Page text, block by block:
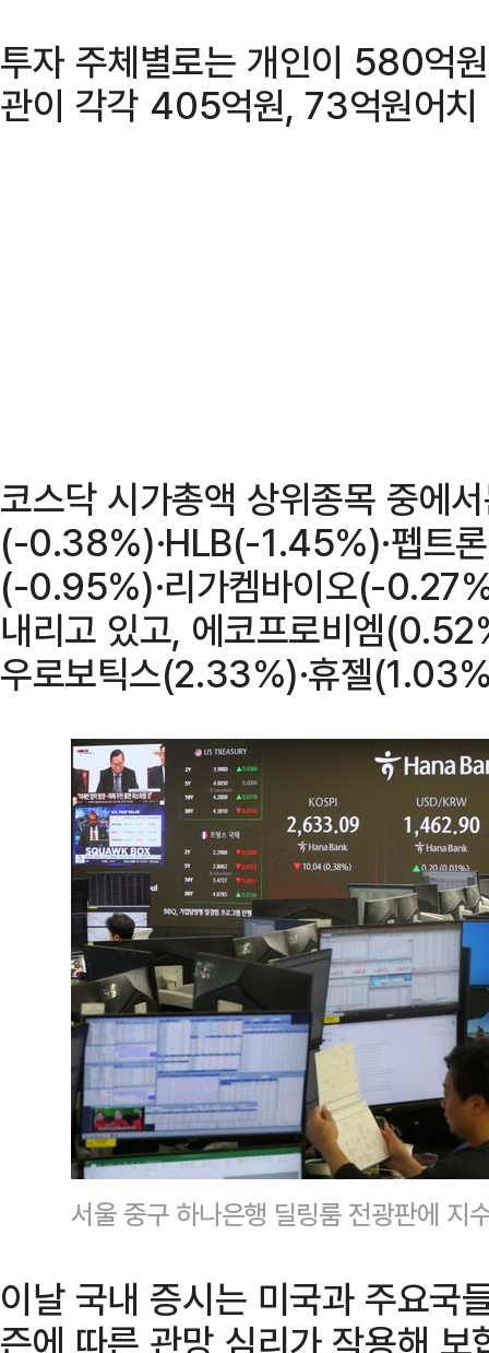
투자 주체별로는 개인이 580억
관이 각각 405억원, 73억원어치
코스닥 시가총액 상위종목 중에
(-0.38%)·HLB(-1.45%)·펩트
(-0.95%)·리가켐바이오(-
내리고 있고, 에코프로비엠
우로보틱스(2.33%)·휴젤
서울 중구 하나은행 딜링룸 전광판에
이날 국내 증시는 미국과 주요국
즌에 따른 관망 심리가 작용해